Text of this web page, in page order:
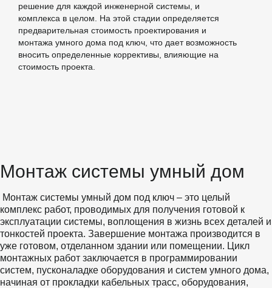
решение для каждой инженерной системы, и
комплекса в целом. На этой стадии определяется
предварительная стоимость проектирования и
монтажа умного дома под ключ, что дает возможность
вносить определенные коррективы, влияющие на
стоимость проекта.
Монтаж системы умный дом
комплекс работ, проводимых для получения готовой к
эксплуатации системы, воплощения в жизнь всех деталей и
тонкостей проекта. Завершение монтажа производится в
уже готовом, отделанном здании или помещении. Цикл
монтажных работ заключается в программировании
систем, пусконаладке оборудования и систем умного дома,
начиная от прокладки кабельных трасс, оборудования,